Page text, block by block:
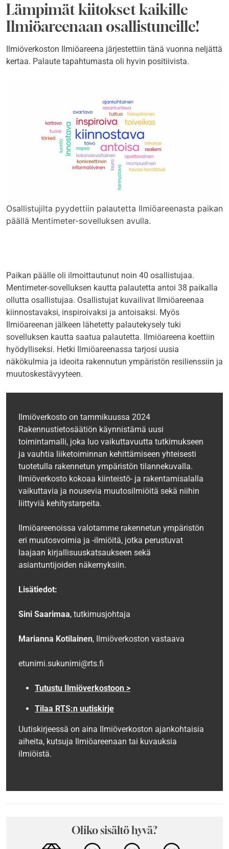
Lämpimät kiitokset kaikille
Ilmiöareenaan osallistuneille!
Ilmiöverkoston Ilmiöareena järjestettiin tänä vuonna neljättä
kertaa. Palaute tapahtumasta oli hyvin positiivista.
Osallistujilta pyydettiin palautetta Ilmiöareenasta paikan
päällä Mentimeter-sovelluksen avulla.
Paikan päälle oli ilmoittautunut noin 40 osallistujaa.
Mentimeter-sovelluksen kautta palautetta antoi 38 paikalla
ollutta osallistujaa. Osallistujat kuvailivat Ilmiöareenaa
kiinnostavaksi, inspiroivaksi ja antoisaksi. Myös
Ilmiöareenan jälkeen lähetetty palautekysely tuki
sovelluksen kautta saatua palautetta. Ilmiöareena koettiin
hyödylliseksi. Hetki Ilmiöareenassa tarjosi uusia
näkökulmia ja ideoita rakennutun ympäristön resilienssiin ja
muutoskestävyyteen.
Ilmiöverkosto on tammikuussa 2024
Rakennustietosäätiön käynnistämä uusi
toimintamalli, joka luo vaikuttavuutta tutkimukseen
ja vauhtia liiketoiminnan kehittämiseen yhteisesti
tuotetulla rakennetun ympäristön tilannekuvalla.
Ilmiöverkosto kokoaa kiinteistö- ja rakentamisalalla
vaikuttavia ja nousevia muutosilmiöitä sekä niihin
liittyviä kehitystarpeita.
Ilmiöareenoissa valotamme rakennetun ympäristön
eri muutosvoimia ja -ilmiöitä, jotka perustuvat
laajaan kirjallisuuskatsaukseen sekä
asiantuntijoiden näkemyksiin.
Lisätiedot:
Sini Saarimaa, tutkimusjohtaja
Marianna Kotilainen, Ilmiöverkoston vastaava
etunimi.sukunimi@rts.fi
Tutustu Ilmiöverkostoon >
Tilaa RTS:n uutiskirje
Uutiskirjeessä on aina Ilmiöverkoston ajankohtaisia
aiheita, kutsuja Ilmiöareenaan tai kuvauksia
ilmiöistä.
Oliko sisältö hyvä?